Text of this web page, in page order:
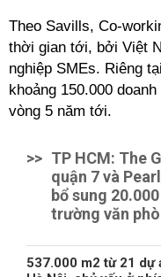
Theo Savills, Co-
thời gian tới, bởi Việt
nghiệp SMEs. Riêng
khoảng 150.000
vòng 5 năm tới.
>> TP HCM: The
quận 7 và
bổ sung
trường văn
537.000 m2 từ 21 dự